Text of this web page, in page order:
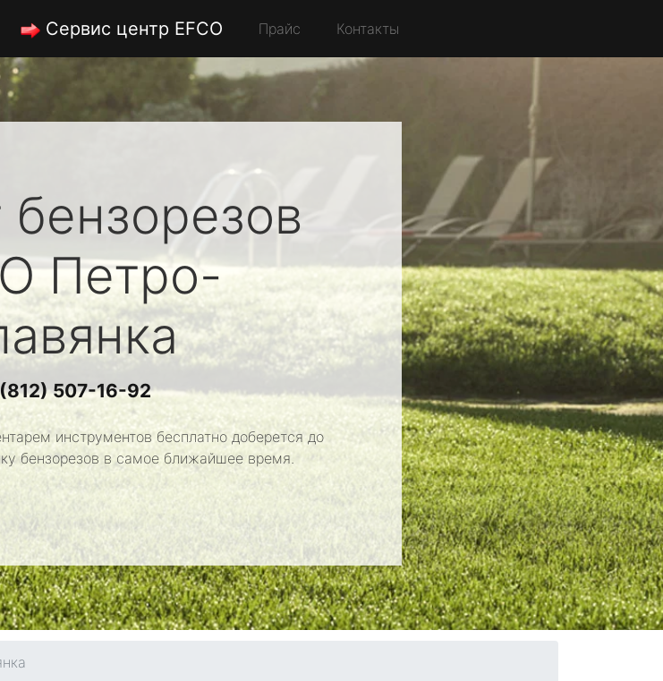
Сервис центр EFCO Прайс Контакты
Петро-
507-16-92
инструментов бесплатно доберется до
бензорезов в самое ближайшее время.